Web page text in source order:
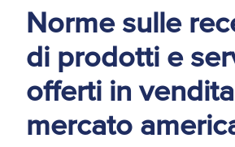
d'America
I Partner di ExportUSA
New York, Corp.
Servizi Expat Italiani
negli USA
Norme sulle
di prodotti e
offerti in
mercato